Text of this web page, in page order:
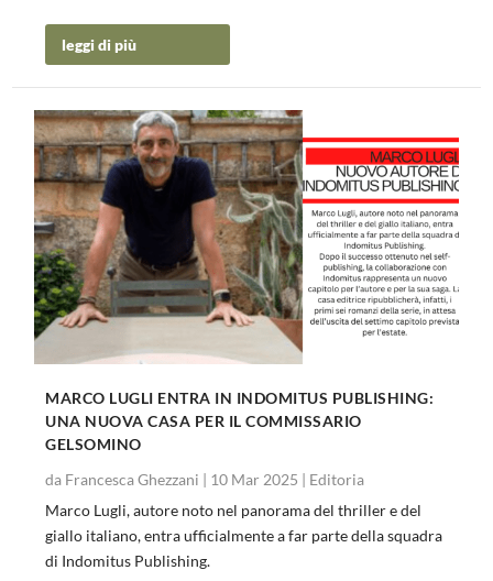
leggi di più
MARCO LUGLI ENTRA IN INDOMITUS PUBLISHING:
UNA NUOVA CASA PER IL COMMISSARIO
GELSOMINO
da Francesca Ghezzani | 10 Mar 2025 | Editoria
Marco Lugli, autore noto nel panorama del thriller e del
giallo italiano, entra ufficialmente a far parte della squadra
di Indomitus Publishing.